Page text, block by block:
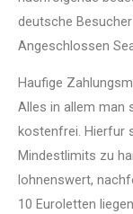
deutsche
Angeschlossen
Haufige
Alles in allem man
kostenfrei. Hierfur
Mindestlimits zu
lohnenswert,
10 Euroletten